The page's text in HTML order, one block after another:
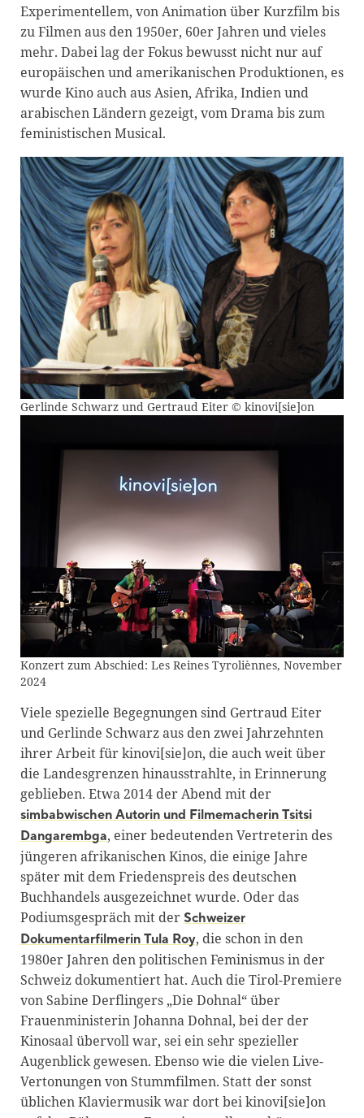
Experimentellem, von Animation über Kurzfilm bis
zu Filmen aus den 1950er, 60er Jahren und vieles
mehr. Dabei lag der Fokus bewusst nicht nur auf
europäischen und amerikanischen Produktionen, es
wurde Kino auch aus Asien, Afrika, Indien und
arabischen Ländern gezeigt, vom Drama bis zum
feministischen Musical.
Gerlinde Schwarz und Gertraud Eiter © kinovi[sie]on
Konzert zum Abschied: Les Reines Tyroliènnes, November
2024
Viele spezielle Begegnungen sind Gertraud Eiter
und Gerlinde Schwarz aus den zwei Jahrzehnten
ihrer Arbeit für kinovi[sie]on, die auch weit über
die Landesgrenzen hinausstrahlte, in Erinnerung
geblieben. Etwa 2014 der Abend mit der
simbabwischen Autorin und Filmemacherin Tsitsi
Dangarembga, einer bedeutenden Vertreterin des
jüngeren afrikanischen Kinos, die einige Jahre
später mit dem Friedenspreis des deutschen
Buchhandels ausgezeichnet wurde. Oder das
Podiumsgespräch mit der Schweizer
Dokumentarfilmerin Tula Roy, die schon in den
1980er Jahren den politischen Feminismus in der
Schweiz dokumentiert hat. Auch die Tirol-Premiere
von Sabine Derflingers „Die Dohnal“ über
Frauenministerin Johanna Dohnal, bei der der
Kinosaal übervoll war, sei ein sehr spezieller
Augenblick gewesen. Ebenso wie die vielen Live-
Vertonungen von Stummfilmen. Statt der sonst
üblichen Klaviermusik war dort bei kinovi[sie]on